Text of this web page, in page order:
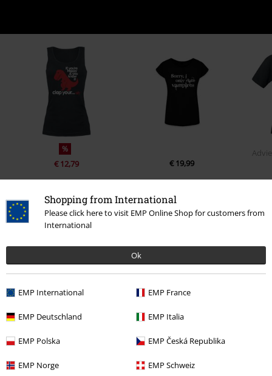
Shopping from International
Please click here to visit EMP Online Shop for customers from
International
Ok
EMP International EMP France
EMP Deutschland EMP Italia
EMP Polska EMP Česká Republika
EMP Norge EMP Schweiz
%
€ 12,79 € 19,99
0 beoordelingen
Geef ons je mening over "People Person".
Schrijf een beoordeling